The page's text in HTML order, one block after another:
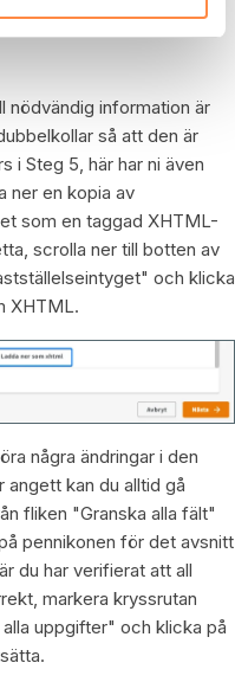
du
nödvändig information är
så att den är
i Steg 5, här har ni även
ner en kopia av
som en taggad XHTML-
scrolla ner till botten av
och klicka
XHTML.
några ändringar i den
angett kan du alltid gå
fliken "Granska alla fält"
pennikonen för det avsnitt
du har verifierat att all
markera kryssrutan
uppgifter" och klicka på